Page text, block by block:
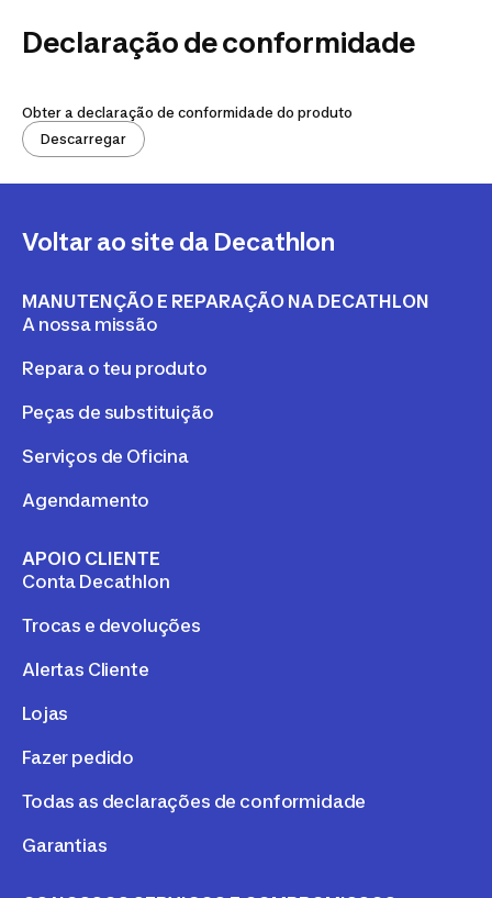
Declaração de conformidade
Obter a declaração de conformidade do produto
Descarregar
Voltar ao site da Decathlon
MANUTENÇÃO E REPARAÇÃO NA DECATHLON
A nossa missão
Repara o teu produto
Peças de substituição
Serviços de Oficina
Agendamento
APOIO CLIENTE
Conta Decathlon
Trocas e devoluções
Alertas Cliente
Lojas
Fazer pedido
Todas as declarações de conformidade
Garantias